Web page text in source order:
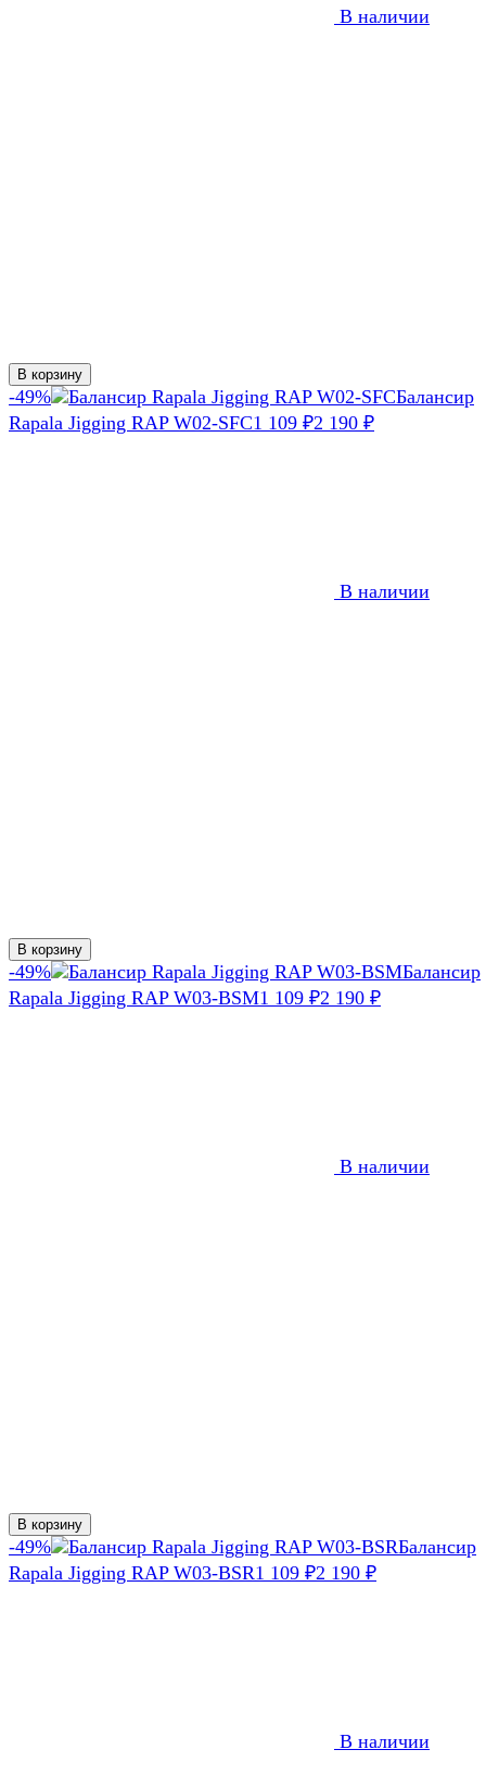
В наличии
В корзину
-49%
Балансир
Rapala Jigging RAP W02-SFC1 109 ₽2 190 ₽
В наличии
В корзину
-49%
Балансир
Rapala Jigging RAP W03-BSM1 109 ₽2 190 ₽
В наличии
В корзину
-49%
Балансир
Rapala Jigging RAP W03-BSR1 109 ₽2 190 ₽
В наличии